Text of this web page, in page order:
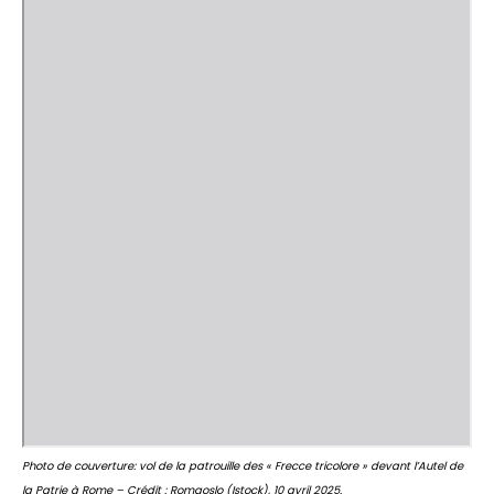
Photo de couverture: vol de la patrouille des « Frecce tricolore » devant l’Autel de
la Patrie à Rome – Crédit : Romaoslo (Istock), 10 avril 2025.